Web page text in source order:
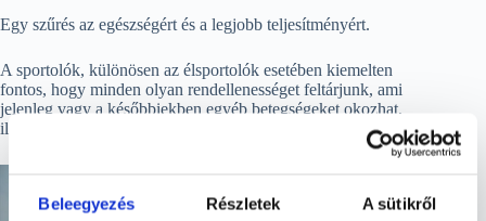
Beleegyezés Részletek A sütikről
Egy szűrés az egészségért és a legjobb teljesítményért.
A sportolók, különösen az élsportolók esetében kiemelten
fontos, hogy minden olyan rendellenességet feltárjunk, ami
jelenleg vagy a későbbiekben egyéb betegségeket okozhat,
illetve hatással lehet a sportteljesítményre.